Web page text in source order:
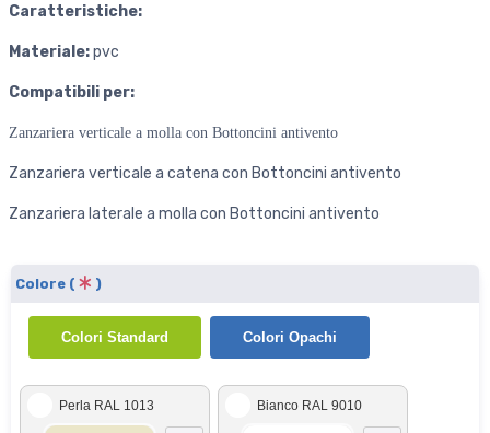
Caratteristiche:
Materiale:pvc
Compatibili per:
Zanzariera verticale a molla con Bottoncini antivento
Zanzariera verticale a catena con Bottoncini antivento
Zanzariera laterale a molla con Bottoncini antivento
Colore ( )
Colori Standard Colori Opachi
Perla RAL 1013 Bianco RAL 9010